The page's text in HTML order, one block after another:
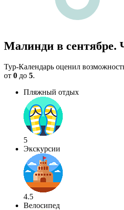
Малинди в сентябре.
Тур-Календарь оценил
от 0 до 5.
Пляжный отдых
5
Экскурсии
4.5
Велосипед